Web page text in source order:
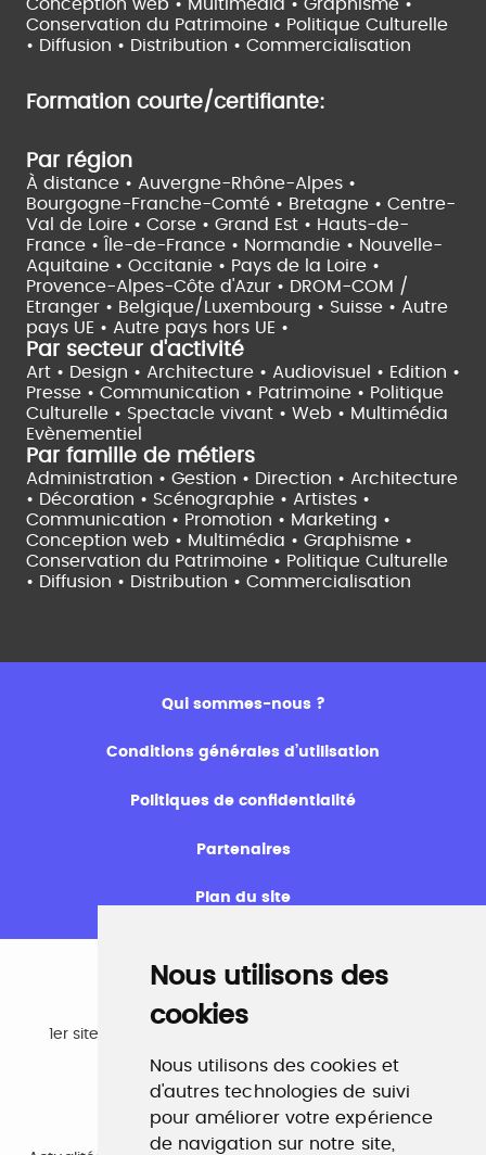
Nous utilisons des
cookies
Nous utilisons des cookies et
d'autres technologies de suivi
pour améliorer votre expérience
de navigation sur notre site,
Conception web • Multimédia • Graphisme •
Conservation du Patrimoine • Politique Culturelle
• Diffusion • Distribution • Commercialisation
Formation courte/certifiante:
Par région
À distance • Auvergne-Rhône-Alpes •
Bourgogne-Franche-Comté • Bretagne • Centre-
Val de Loire • Corse • Grand Est • Hauts-de-
France •
Île-de-France • Normandie • Nouvelle-
Aquitaine • Occitanie • Pays de la Loire •
Provence-Alpes-Côte d'Azur • DROM-COM /
Etranger • Belgique/Luxembourg • Suisse • Autre
pays UE • Autre pays hors UE •
Par secteur d'activité
Art • Design • Architecture • Audiovisuel • Edition •
Presse • Communication • Patrimoine • Politique
Culturelle • Spectacle vivant • Web • Multimédia
Evènementiel
Par famille de métiers
Administration • Gestion • Direction • Architecture
• Décoration • Scénographie • Artistes •
Communication • Promotion • Marketing •
Conception web • Multimédia • Graphisme •
Conservation du Patrimoine • Politique Culturelle
• Diffusion • Distribution • Commercialisation
Qui sommes-nous ?
Conditions générales d’utilisation
Politiques de confidentialité
Partenaires
Plan du site
Emploi
1er site emploi du secteur culturel 784.000 visites et
www.profilculture.com
Formation